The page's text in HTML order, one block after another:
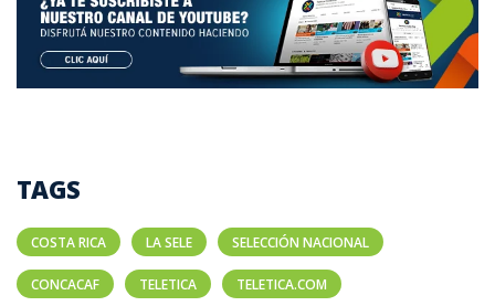
TAGS
COSTA RICA LA SELE SELECCIÓN NACIONAL
CONCACAF TELETICA TELETICA.COM